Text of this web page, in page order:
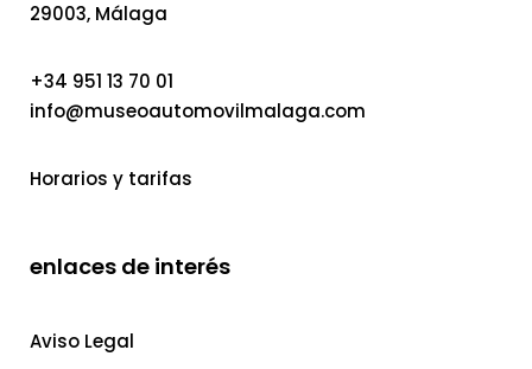
29003, Málaga
+34 951 13 70 01
info@museoautomovilmalaga.com
Horarios y tarifas
enlaces de interés
Aviso Legal